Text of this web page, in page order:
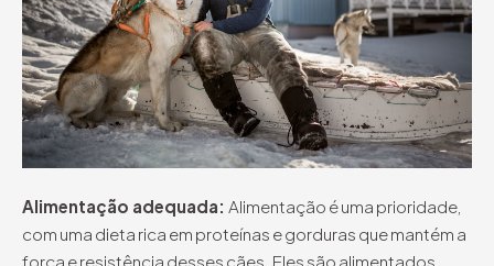
Alimentação adequada: Alimentação é uma prioridade,
com uma dieta rica em proteínas e gorduras que mantém a
força e resistência desses cães. Eles são alimentados